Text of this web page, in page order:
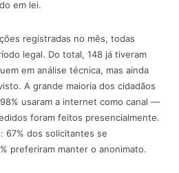
em lei.
registradas no mês, todas
legal. Do total, 148 já tiveram
em análise técnica, mas ainda
A grande maioria dos cidadãos
usaram a internet como canal —
foram feitos presencialmente.
67% dos solicitantes se
preferiram manter o anonimato.